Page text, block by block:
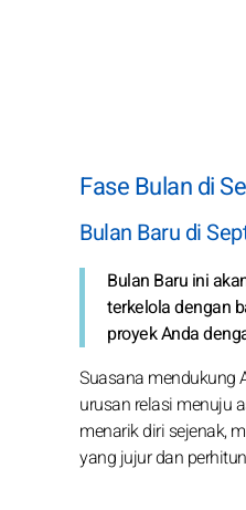
Fase Bulan di
Bulan Baru di
Bulan Baru ini
terkelola dengan
proyek Anda
Suasana mendukung
urusan relasi menuju
menarik diri sejenak,
yang jujur dan